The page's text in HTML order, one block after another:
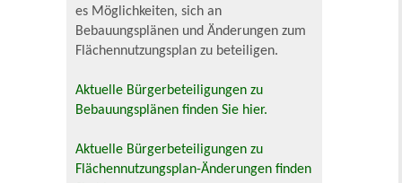
es Möglichkeiten, sich an
Bebauungsplänen und Änderungen zum
Flächennutzungsplan zu beteiligen.
Aktuelle Bürgerbeteiligungen zu
Bebauungsplänen finden Sie hier.
Aktuelle Bürgerbeteiligungen zu
Flächennutzungsplan-Änderungen finden